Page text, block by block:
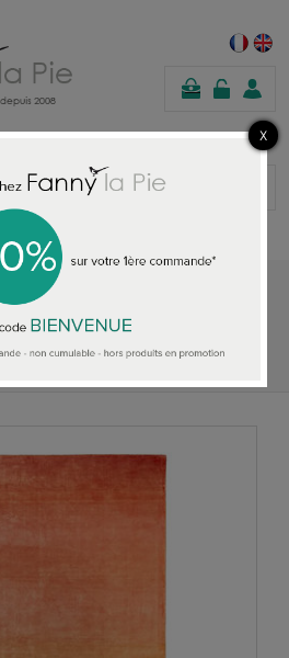
panier
TAPIS DESIGNERS GUILD
tapis Savoie Coral